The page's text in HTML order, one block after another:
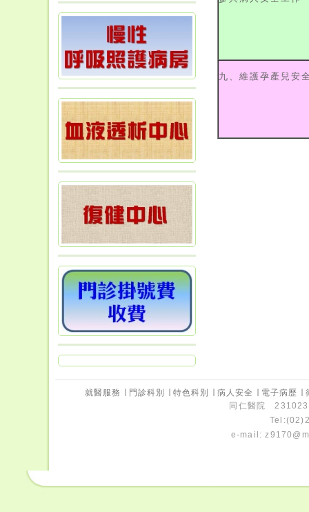
九、維護孕產兒安
就醫服務 門診科別 ∣特色科別 ∣病人安全 電子病歷 ∣
同仁醫院
e-mail: